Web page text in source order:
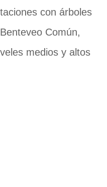
con árboles
Común,
medios y altos